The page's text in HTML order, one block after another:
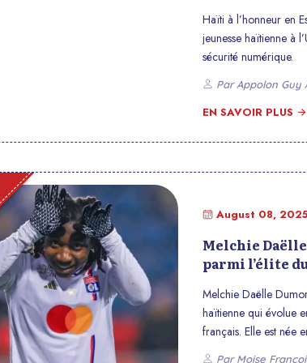
Haïti à l’honneur en
jeunesse haïtienne à
sécurité numérique.
Par Appolon Guy
EN SAVOIR PLUS
August 08, 2025
Melchie
parmi l’élite
Melchie Daëlle
haïtienne qui évolue
français. Elle est née
Mirebalais, le 17
Par Moise